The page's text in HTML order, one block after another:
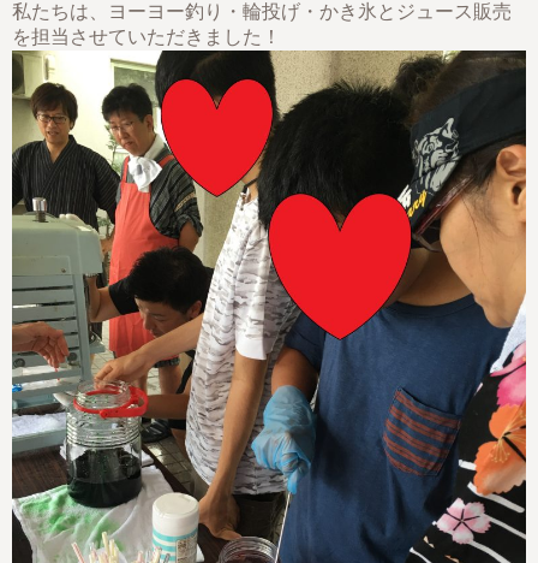
私たちは、ヨーヨー釣り・輪投げ・かき氷とジュース販売
を担当させていただきました！